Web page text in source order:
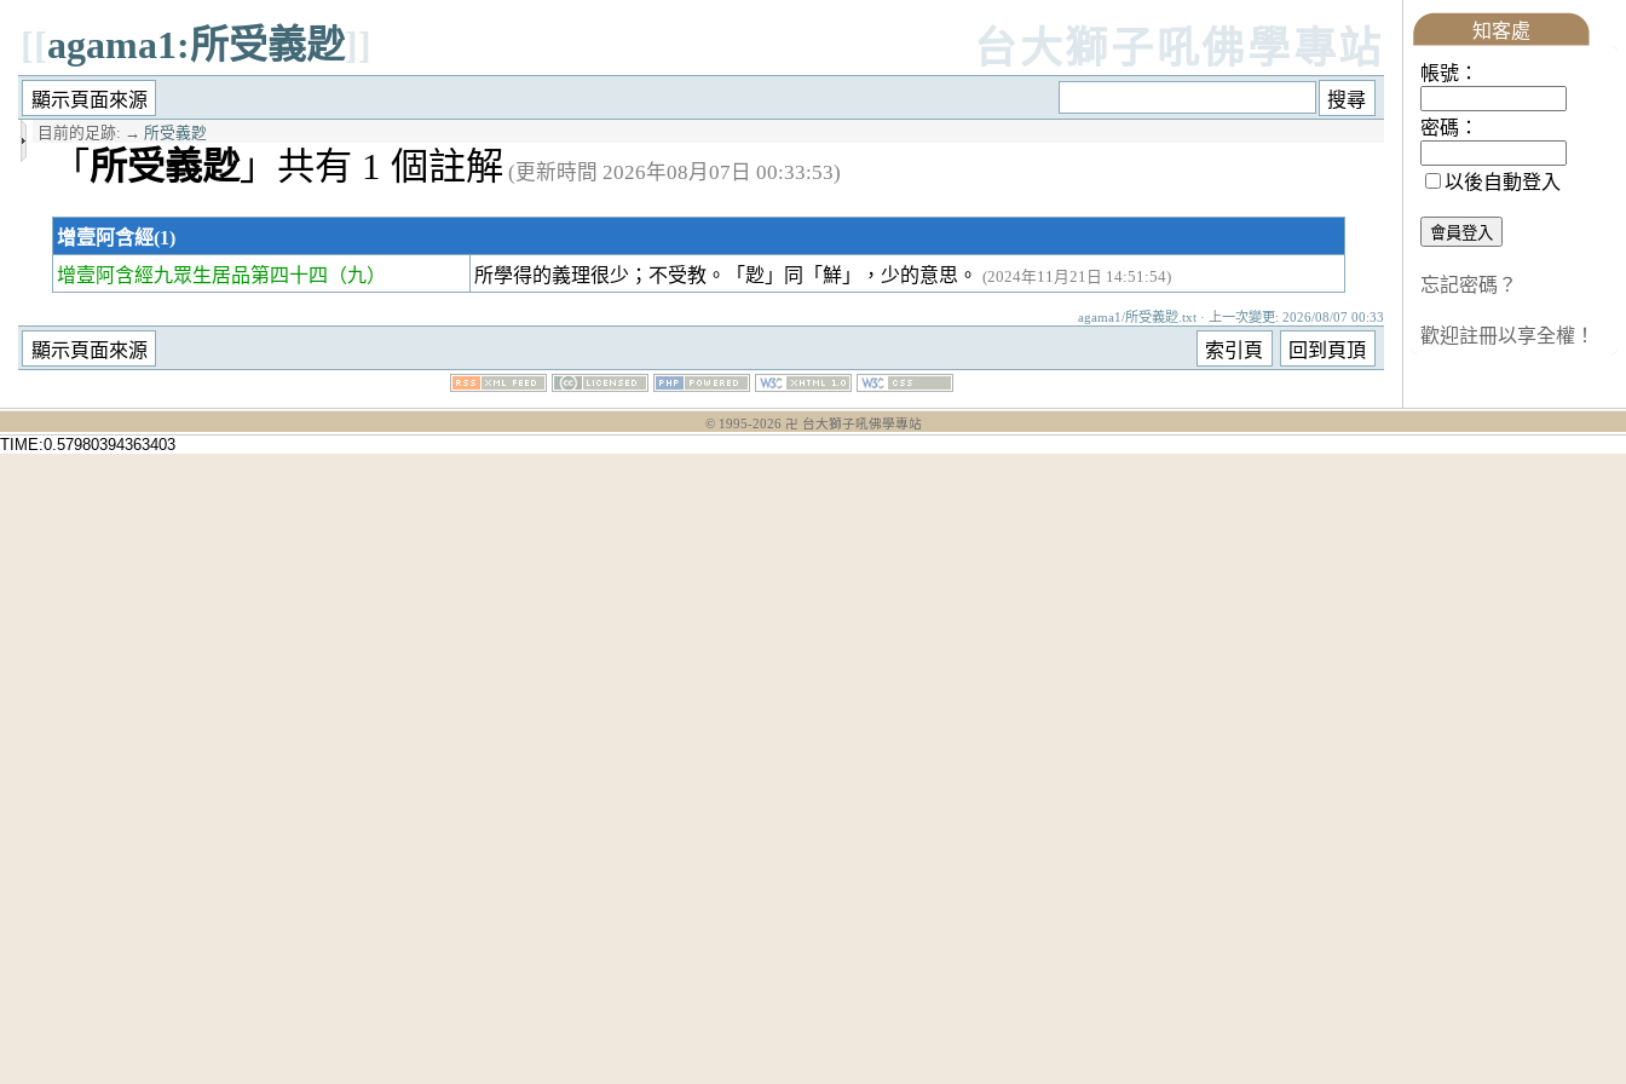
[[agama1:所受義尟]] 台大獅子吼佛學專站
目前的足跡: → 所受義尟
「 所受義尟」共有 1 個註解 (更新時間 2026年08月07日 00:33:53)
增壹阿含經(1)
增壹阿含經九眾生居品第四十四
（九） 所學得的義理很少；不受教。「尟」同「鮮」，少的意思。 (2024年11月21日 14:51:54)
agama1/所受義尟.txt · 上一次變更: 2026/08/07 00:33
知客處
帳號：
密碼：
以後自動登入
忘記密碼？
歡迎註冊以享全權！
© 1995-2026 卍 台大獅子吼佛學專站
TIME:0.57980394363403